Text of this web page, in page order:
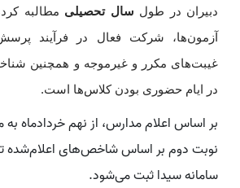
دبیران در طول سال تحصیلی مطالبه
آزمون‌ها، شرکت فعال در فرآیند
غیبت‌های مکرر و غیرموجه و همچنین
در ایام حضوری بودن کلاس‌ها است.
نوبت دوم بر اساس شاخص‌های اعلام‌شده
سامانه سیدا ثبت می‌شود.